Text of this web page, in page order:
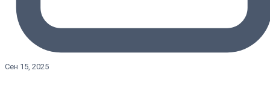
Сен 15, 2025